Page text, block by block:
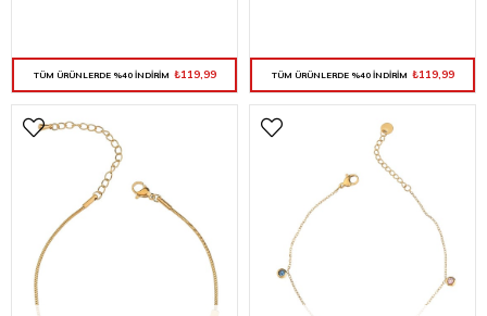
TÜM ÜRÜNLERDE %40 İNDİRİM ₺119,99 TÜM ÜRÜNLERDE %40 İNDİRİM ₺119,99